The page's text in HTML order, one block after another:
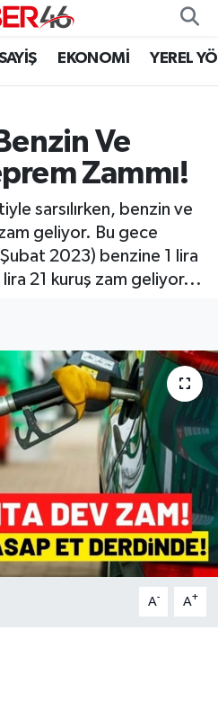
EKONOMİ YEREL
Ve
Zammı!
sarsılırken, benzin ve
geliyor. Bu gece
2023) benzine 1 lira
21 kuruş zam geliyor...
A- A+
Vakitleri
ve Fikstür